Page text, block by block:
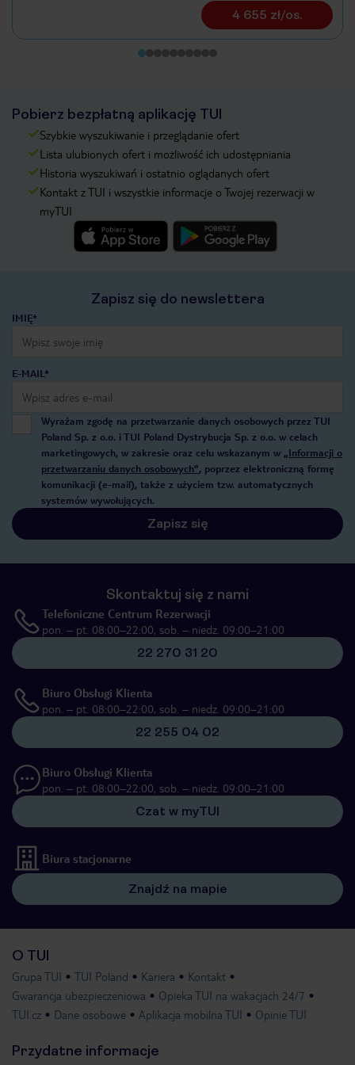
4 655 zł/os.
Pobierz bezpłatną aplikację TUI
Szybkie wyszukiwanie i przeglądanie ofert
Lista ulubionych ofert i możliwość ich udostępniania
Historia wyszukiwań i ostatnio oglądanych ofert
Kontakt z TUI i wszystkie informacje o Twojej rezerwacji w
myTUI
Zapisz się do newslettera
IMIĘ*
E-MAIL*
Wyrażam zgodę na przetwarzanie danych osobowych przez TUI
Poland Sp. z o.o. i TUI Poland Dystrybucja Sp. z o.o. w celach
marketingowych, w zakresie oraz celu wskazanym w „Informacji o
przetwarzaniu danych osobowych”, poprzez elektroniczną formę
komunikacji (e-mail), także z użyciem tzw. automatycznych
systemów wywołujących.
Zapisz się
Skontaktuj się z nami
Telefoniczne Centrum Rezerwacji
pon. – pt. 08:00–22:00, sob. – niedz. 09:00–21:00
22 270 31 20
Biuro Obsługi Klienta
pon. – pt. 08:00–22:00, sob. – niedz. 09:00–21:00
22 255 04 02
Biuro Obsługi Klienta
pon. – pt. 08:00–22:00, sob. – niedz. 09:00–21:00
Czat w myTUI
Biura stacjonarne
Znajdź na mapie
O TUI
Grupa TUI TUI Poland Kariera
Kontakt
Gwarancja ubezpieczeniowa
Opieka TUI na wakacjach 24/7
TUI.cz
Dane osobowe Aplikacja mobilna TUI Opinie TUI
Przydatne informacje